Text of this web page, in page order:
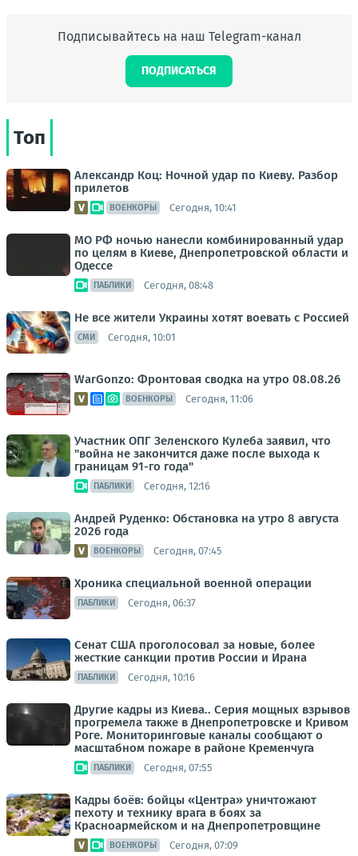
Подписывайтесь на наш Telegram-канал
ПОДПИСАТЬСЯ
Топ
Александр Коц: Ночной удар по Киеву. Разбор
прилетов
ВОЕНКОРЫ Сегодня, 10:41
МО РФ ночью нанесли комбинированный удар
по целям в Киеве, Днепропетровской области и
Одессе
ПАБЛИКИ Сегодня, 08:48
Не все жители Украины хотят воевать с Россией
СМИ Сегодня, 10:01
WarGonzo: Фронтовая сводка на утро 08.08.26
ВОЕНКОРЫ Сегодня, 11:06
Участник ОПГ Зеленского Кулеба заявил, что
"война не закончится даже после выхода к
границам 91-го года"
ПАБЛИКИ Сегодня, 12:16
Андрей Руденко: Обстановка на утро 8 августа
2026 года
ВОЕНКОРЫ Сегодня, 07:45
Хроника специальной военной операции
ПАБЛИКИ Сегодня, 06:37
Сенат США проголосовал за новые, более
жесткие санкции против России и Ирана
ПАБЛИКИ Сегодня, 10:16
Другие кадры из Киева.. Серия мощных взрывов
прогремела также в Днепропетровске и Кривом
Роге. Мониторинговые каналы сообщают о
масштабном пожаре в районе Кременчуга
ПАБЛИКИ Сегодня, 07:55
Кадры боёв: бойцы «Центра» уничтожают
пехоту и технику врага в боях за
Красноармейском и на Днепропетровщине
ВОЕНКОРЫ Сегодня, 07:09